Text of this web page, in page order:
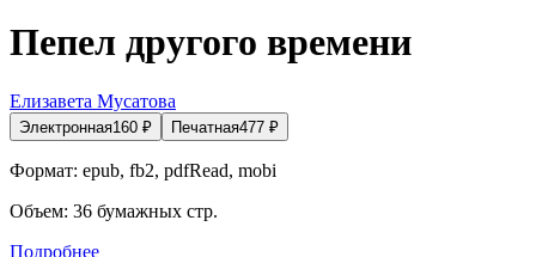
Пепел другого времени
Елизавета Мусатова
Электронная160 ₽ Печатная477 ₽
Формат: epub, fb2, pdfRead, mobi
Объем: 36 бумажных стр.
Подробнее